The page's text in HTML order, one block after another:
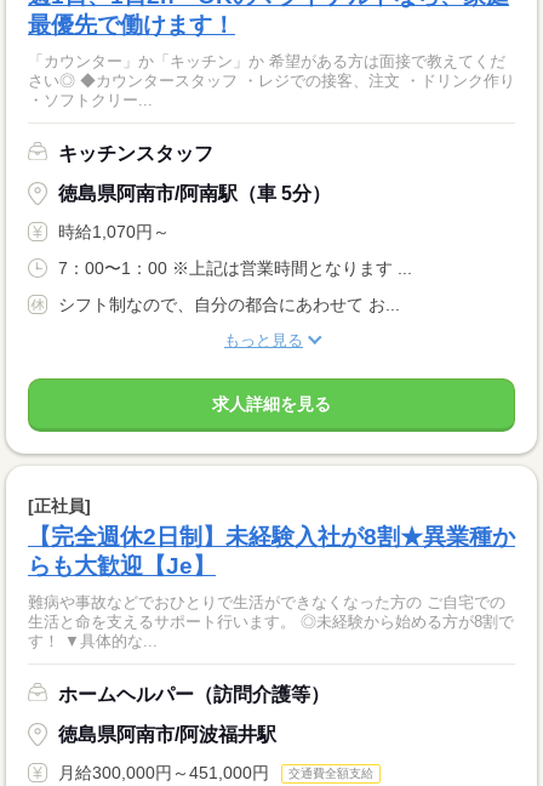
最優先で働けます！
「カウンター」か「キッチン」か 希望がある方は面接で教えてくだ
さい◎ ◆カウンタースタッフ ・レジでの接客、注文 ・ドリンク作り
・ソフトクリー...
キッチンスタッフ
徳島県阿南市/阿南駅（車 5分）
時給1,070円～
7：00〜1：00 ※上記は営業時間となります ...
シフト制なので、自分の都合にあわせて お...
もっと見る
求人詳細を見る
[正社員]
【完全週休2日制】未経験入社が8割★異業種か
らも大歓迎【Je】
難病や事故などでおひとりで生活ができなくなった方の ご自宅での
生活と命を支えるサポート行います。 ◎未経験から始める方が8割で
す！ ▼具体的な...
ホームヘルパー（訪問介護等）
徳島県阿南市/阿波福井駅
月給300,000円～451,000円 交通費全額支給